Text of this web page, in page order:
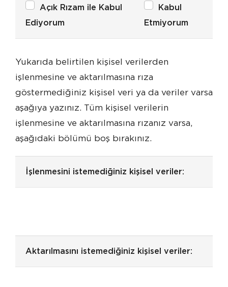
Açık Rızam ile Kabul
Ediyorum
Kabul
Etmiyorum
Yukarıda belirtilen kişisel verilerden
işlenmesine ve aktarılmasına rıza
göstermediğiniz kişisel veri ya da veriler varsa
aşağıya yazınız. Tüm kişisel verilerin
işlenmesine ve aktarılmasına rızanız varsa,
aşağıdaki bölümü boş bırakınız.
İşlenmesini istemediğiniz kişisel veriler:
Aktarılmasını istemediğiniz kişisel veriler: